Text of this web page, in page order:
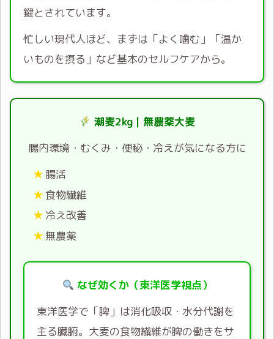
鍵とされています。
忙しい現代人ほど、まずは「よく噛む」「温か
いものを摂る」など基本のセルフケアから。
潮麦2kg｜無農薬大麦
腸内環境・むくみ・便秘・冷えが気になる方に
腸活
食物繊維
冷え改善
無農薬
なぜ効くか（東洋医学視点）
東洋医学で「脾」は消化吸収・水分代謝を
主る臓腑。大麦の食物繊維が脾の働きをサ